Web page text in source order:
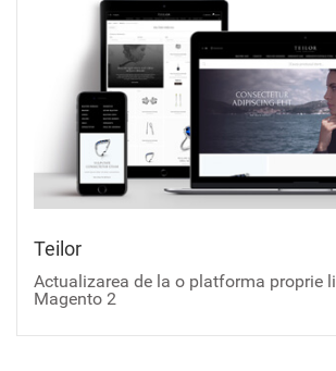
Teilor
Actualizarea de la o platforma proprie
Magento 2